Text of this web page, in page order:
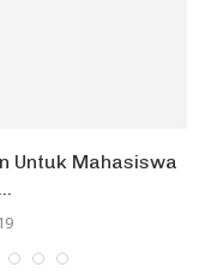
Untuk Mahasiswa